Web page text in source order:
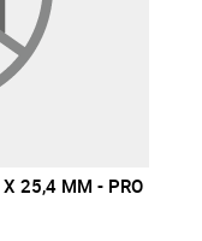
X 25,4 MM - PRO